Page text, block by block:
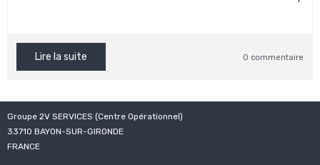
Lire la suite 0 commentaire
Groupe 2V SERVICES (Centre Opérationnel)
33710 BAYON-SUR-GIRONDE
FRANCE